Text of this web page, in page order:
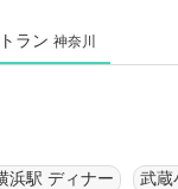
ラン 神奈川
浜駅 ディナー 武蔵